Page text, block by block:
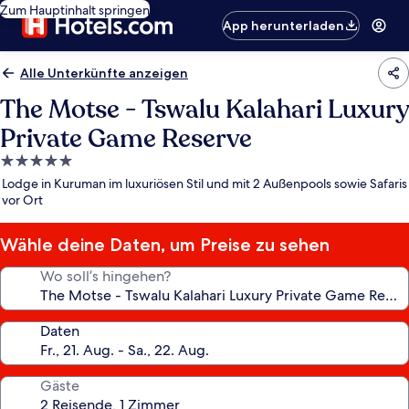
Zum Hauptinhalt springen
App herunterladen
Alle Unterkünfte anzeigen
The Motse - Tswalu Kalahari Luxury
Private Game Reserve
5.0-
Sterne-
Unterkunft
Lodge in Kuruman im luxuriösen Stil und mit 2 Außenpools sowie Safaris
vor Ort
Wähle deine Daten, um Preise zu sehen
Wo soll’s hingehen?
Daten
Gäste